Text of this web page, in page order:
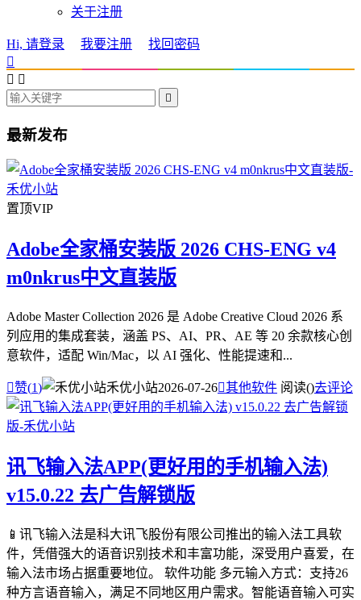
关于注册
Hi, 请登录 我要注册
找回密码

 

最新发布
置顶VIP
Adobe全家桶安装版 2026 CHS-ENG v4
m0nkrus中文直装版
Adobe Master Collection 2026 是 Adobe Creative Cloud 2026 系
列应用的集成套装，涵盖 PS、AI、PR、AE 等 20 余款核心创
意软件，适配 Win/Mac，以 AI 强化、性能提速和...
赞(1) 禾优小站2026-07-26其他软件 阅读()去评论
讯飞输入法APP(更好用的手机输入法)
v15.0.22 去广告解锁版
📱讯飞输入法是科大讯飞股份有限公司推出的输入法工具软
件，凭借强大的语音识别技术和丰富功能，深受用户喜爱，在
输入法市场占据重要地位。 软件功能 多元输入方式：支持26
种方言语音输入，满足不同地区用户需求。智能语音输入可实